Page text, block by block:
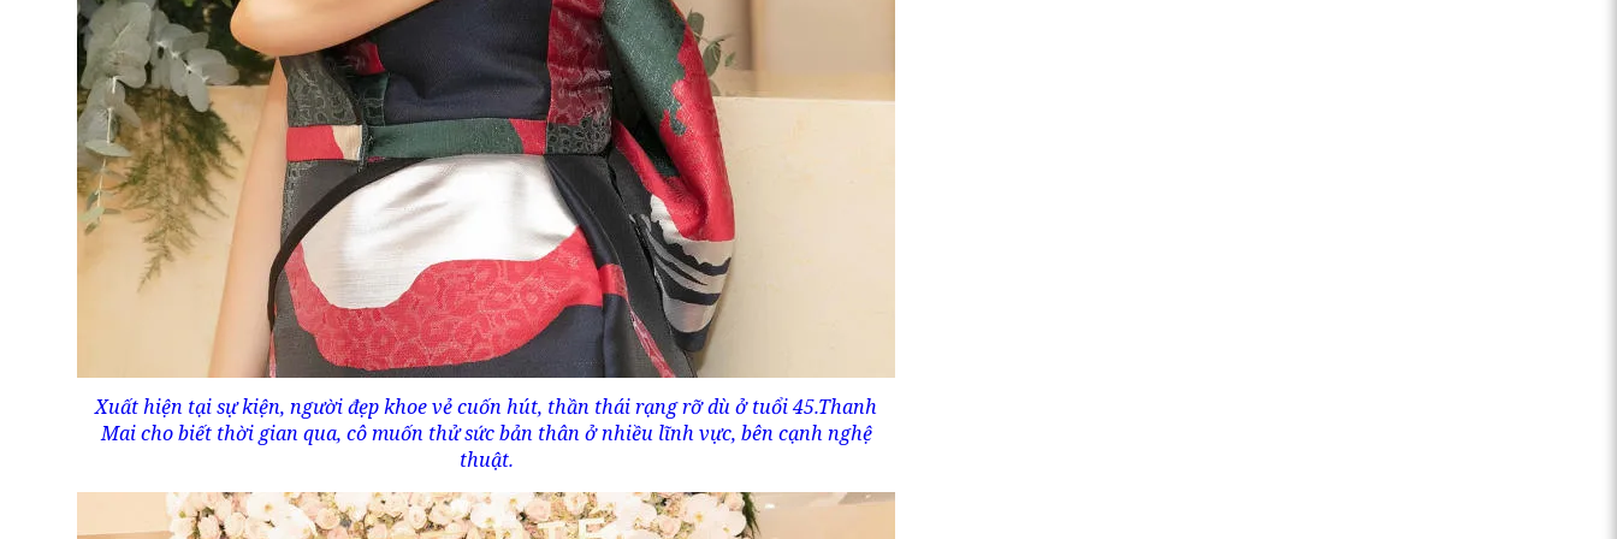
Xuất hiện tại sự kiện, người đẹp khoe vẻ cuốn hút, thần thái rạng rỡ dù ở tuổi 45.Thanh
Mai cho biết thời gian qua, cô muốn thử sức bản thân ở nhiều lĩnh vực, bên cạnh nghệ
thuật.